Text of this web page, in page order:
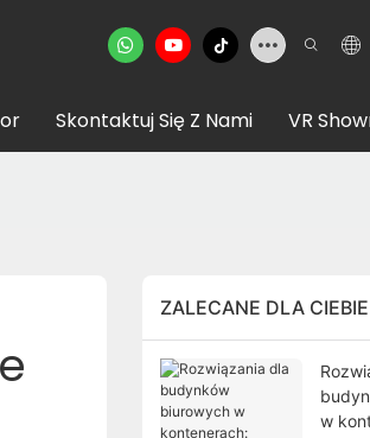
Skontaktuj Się Z Nami VR
ZALECANE DLA CIEBIE
w